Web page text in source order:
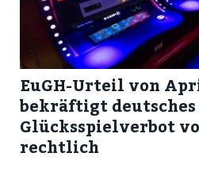
EuGH-Urteil von
bekräftigt
Glücksspielverbot
rechtlich